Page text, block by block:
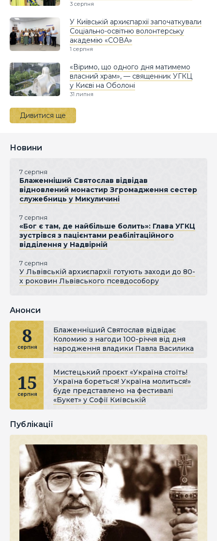
3 серпня
У Київській архиєпархії започаткували
Соціально-освітню волонтерську
академію «СОВА»
1 серпня
«Віримо, що одного дня матимемо
власний храм», — священник УГКЦ
у Києві на Оболоні
31 липня
Дивитися ще
Новини
7 серпня
Блаженніший Святослав відвідав
відновлений монастир Згромадження сестер
служебниць у Микуличині
7 серпня
«Бог є там, де найбільше болить»: Глава УГКЦ
зустрівся з пацієнтами реабілітаційного
відділення у Надвірній
7 серпня
У Львівській архиєпархії готують заходи до 80-
х роковин Львівського псевдособору
Анонси
8
серпня
Блаженніший Святослав відвідає
Коломию з нагоди 100-річчя від дня
народження владики Павла Василика
15
серпня
Мистецький проєкт «Україна стоїть!
Україна бореться! Україна молиться!»
буде представлено на фестивалі
«Букет» у Софії Київській
Публікації